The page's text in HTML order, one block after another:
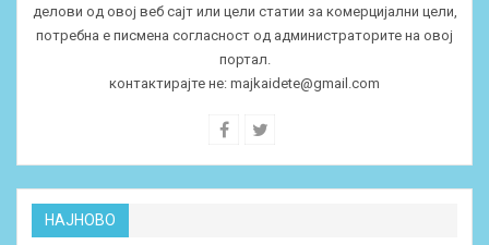
делови од овој веб сајт или цели статии за комерцијални цели,
потребна е писмена согласност од администраторите на овој
портал.
контактирајте не: majkaidete@gmail.com
НАЈНОВО